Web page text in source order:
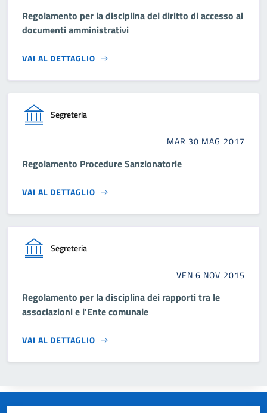
Regolamento per la disciplina del diritto di accesso ai
documenti amministrativi
VAI AL DETTAGLIO
Segreteria
MAR 30 MAG 2017
Regolamento Procedure Sanzionatorie
VAI AL DETTAGLIO
Segreteria
VEN 6 NOV 2015
Regolamento per la disciplina dei rapporti tra le
associazioni e l'Ente comunale
VAI AL DETTAGLIO